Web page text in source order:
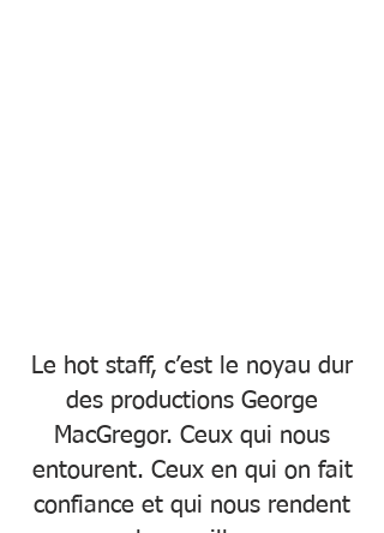
Le hot staff, c’est le noyau dur
des productions George
MacGregor. Ceux qui nous
entourent. Ceux en qui on fait
confiance et qui nous rendent